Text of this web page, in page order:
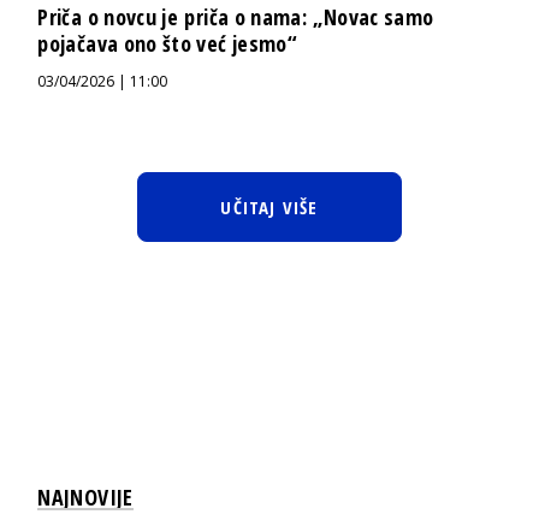
Priča o novcu je priča o nama: „Novac samo
pojačava ono što već jesmo“
03/04/2026 | 11:00
UČITAJ VIŠE
NAJNOVIJE